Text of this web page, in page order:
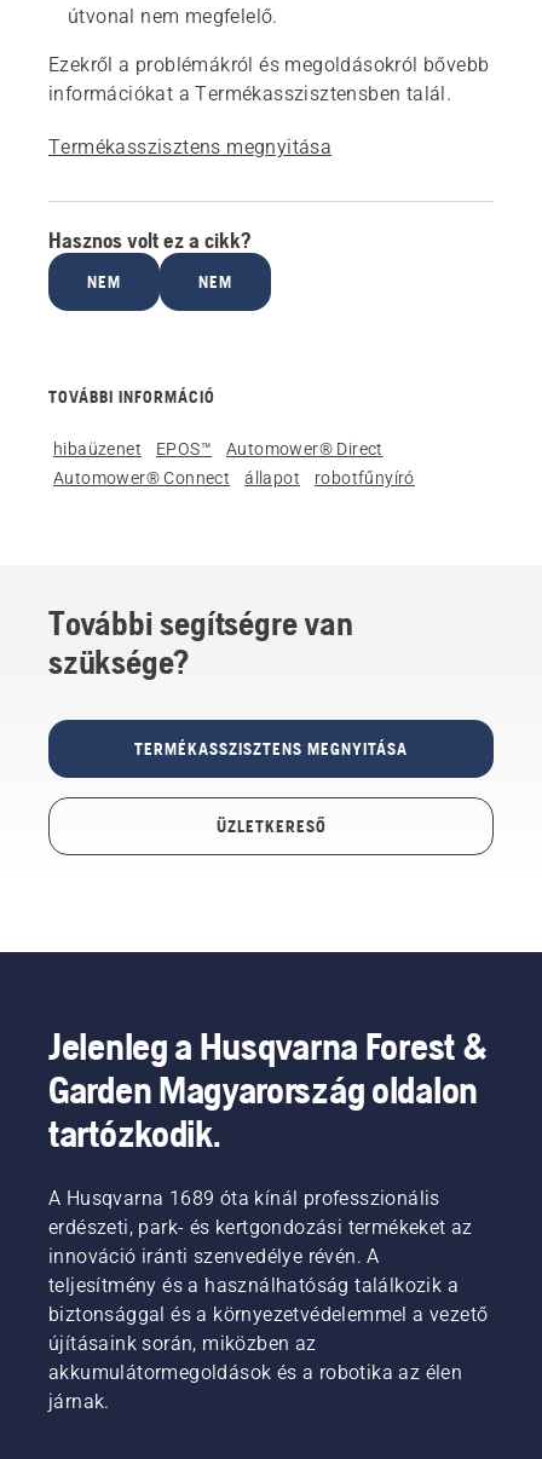
útvonal nem megfelelő.
Ezekről a problémákról és megoldásokról bővebb
információkat a Termékasszisztensben talál.
Termékasszisztens megnyitása
Hasznos volt ez a cikk?
NEM NEM
TOVÁBBI INFORMÁCIÓ
hibaüzenet EPOS™
Automower® Direct
Automower® Connect
állapot robotfűnyíró
További segítségre van
szüksége?
TERMÉKASSZISZTENS MEGNYITÁSA
ÜZLETKERESŐ
Jelenleg a Husqvarna Forest &
Garden Magyarország oldalon
tartózkodik.
A Husqvarna 1689 óta kínál professzionális
erdészeti, park- és kertgondozási termékeket az
innováció iránti szenvedélye révén. A
teljesítmény és a használhatóság találkozik a
biztonsággal és a környezetvédelemmel a vezető
újításaink során, miközben az
akkumulátormegoldások és a robotika az élen
járnak.